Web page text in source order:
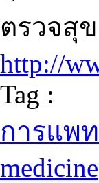
ตรวจสุ
http://
Tag :
การแพ
medicine